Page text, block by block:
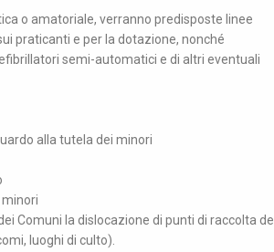
o amatoriale, verranno predisposte linee
praticanti e per la dotazione, nonché
semi-automatici e di altri eventuali
alla tutela dei minori
Comuni la dislocazione di punti di raccolta del
luoghi di culto).